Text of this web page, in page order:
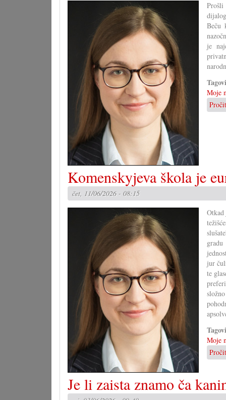
Prošli
Beču
je
Moje
Komenskyjeva škola je
čet, 11/06/2026 - 08:15
Otkad
jur
te
Moje
Je li zaista znamo ča